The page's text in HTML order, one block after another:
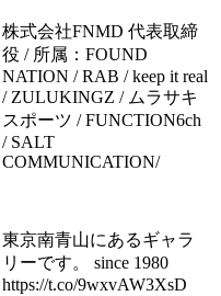
株式会社FNMD 代表取締
役 / 所属：FOUND
NATION / RAB / keep it real
/ ZULUKINGZ / ムラサキ
スポーツ / FUNCTION6ch
/ SALT
COMMUNICATION/
東京南青山にあるギャラ
リーです。 since 1980
https://t.co/9wxvAW3XsD